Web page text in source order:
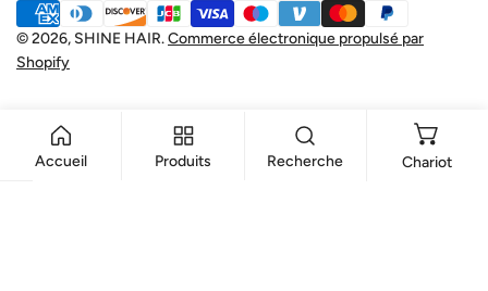
n
e
© 2026, SHINE HAIR.Commerce électronique propulsé par
Shopify
Méthodes
de
payement
Accueil Produits Recherche Chariot